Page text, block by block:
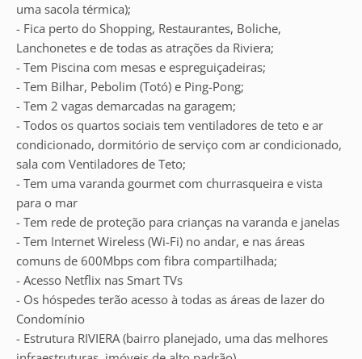
uma sacola térmica);
- Fica perto do Shopping, Restaurantes, Boliche,
Lanchonetes e de todas as atrações da Riviera;
- Tem Piscina com mesas e espreguiçadeiras;
- Tem Bilhar, Pebolim (Totó) e Ping-Pong;
- Tem 2 vagas demarcadas na garagem;
- Todos os quartos sociais tem ventiladores de teto e ar
condicionado, dormitório de serviço com ar condicionado,
sala com Ventiladores de Teto;
- Tem uma varanda gourmet com churrasqueira e vista
para o mar
- Tem rede de proteção para crianças na varanda e janelas
- Tem Internet Wireless (Wi-Fi) no andar, e nas áreas
comuns de 600Mbps com fibra compartilhada;
- Acesso Netflix nas Smart TVs
- Os hóspedes terão acesso à todas as áreas de lazer do
Condomínio
- Estrutura RIVIERA (bairro planejado, uma das melhores